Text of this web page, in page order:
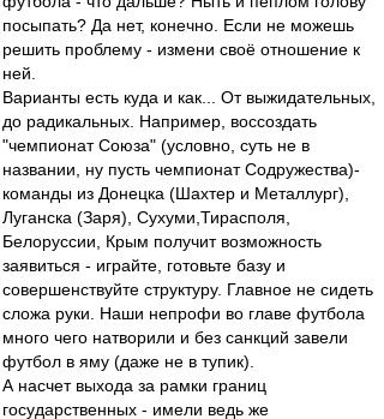
посыпать? Да нет, конечно. Если не можешь
решить проблему - измени своё отношение к
ней.
Варианты есть куда и как... От выжидательных,
до радикальных. Например, воссоздать
"чемпионат Союза" (условно, суть не в
названии, ну пусть чемпионат Содружества)-
команды из Донецка (Шахтер и Металлург),
Луганска (Заря), Сухуми,Тирасполя,
Белоруссии, Крым получит возможность
заявиться - играйте, готовьте базу и
совершенствуйте структуру. Главное не сидеть
сложа руки. Наши непрофи во главе футбола
много чего натворили и без санкций завели
футбол в яму (даже не в тупик).
А насчет выхода за рамки границ
государственных - имели ведь же